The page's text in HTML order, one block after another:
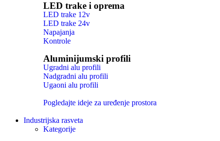
LED trake i oprema
LED trake 12v
LED trake 24v
Napajanja
Kontrole
Aluminijumski profili
Ugradni alu profili
Nadgradni alu profili
Ugaoni alu profili
Pogledajte ideje za uređenje prostora
Industrijska rasveta
Kategorije